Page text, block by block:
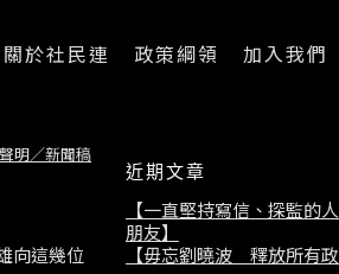
關於社民連 政策綱領 加入我們
聲明／新聞稿
向這幾位
近期文章
【一直堅持寫信、探監的
朋友】
【毋忘劉曉波 釋放所有政